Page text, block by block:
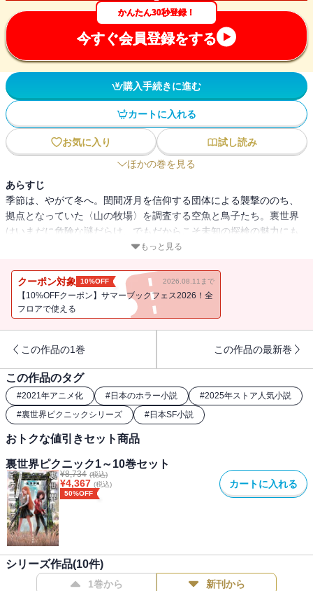
かんたん30秒登録！
今すぐ会員登録をする
購入手続きに進む
カートに入れる
お気に入り
試し読み
ほかの巻を見る
あらすじ
季節は、やがて冬へ。閏間冴月を信仰する団体による襲撃ののち、
拠点となっていた〈山の牧場〉を調査する空魚と鳥子たち。裏世界
はいまだに危険な謎だらけ、でもだからこそ未知の探検の魅力にも
満ちている。それぞれの想いが深まるなか新たな怪異が――ここか
もっと見る
クーポン対象 10%OFF 2026.08.11まで
【10%OFFクーポン】サマーブックフェス2026！全
フロアで使える
この作品の1巻 この作品の最新巻
この作品のタグ
#2021年アニメ化 #日本のホラー小説 #2025年ストア人気小説
#裏世界ピクニックシリーズ #日本SF小説
おトクな値引きセット商品
裏世界ピクニック1～10巻セット
¥8,734 (税込)
¥4,367 (税込)
50%OFF
カートに入れる
シリーズ作品(10件)
1巻から 新刊から